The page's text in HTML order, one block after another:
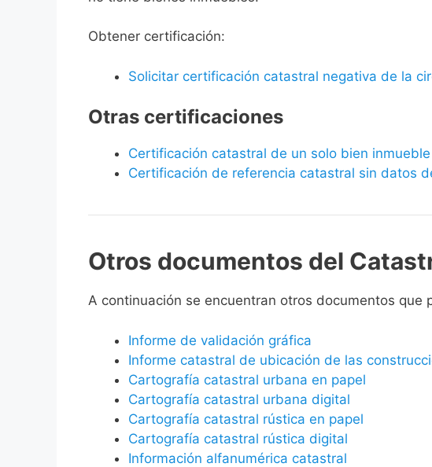
Obtener certificación:
Solicitar certificación catastral negativa de la
Otras certificaciones
Certificación catastral de un solo bien inmueble
Certificación de referencia catastral sin datos
Otros documentos del
A continuación se encuentran otros documentos
Informe de validación gráfica
Informe catastral de ubicación de las
Cartografía catastral urbana en papel
Cartografía catastral urbana digital
Cartografía catastral rústica en papel
Cartografía catastral rústica digital
Información alfanumérica catastral